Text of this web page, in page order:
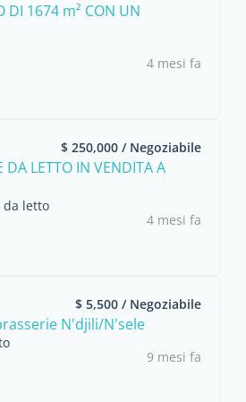
DI 1674 m² CON UN
4 mesi fa
$ 250,000 / Negoziabile
DA LETTO IN VENDITA A
da letto
4 mesi fa
$ 5,500 / Negoziabile
N'djili/N'sele
9 mesi fa